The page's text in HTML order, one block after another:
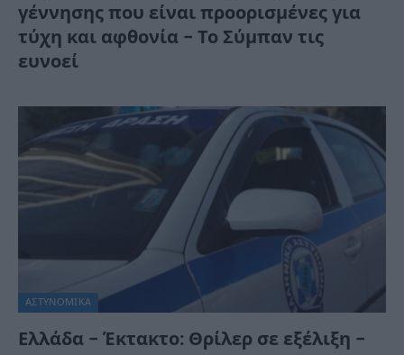
γέννησης που είναι προορισμένες για
τύχη και αφθονία – Το Σύμπαν τις
ευνοεί
ΑΣΤΥΝΟΜΙΚΑ
Ελλάδα – Έκτακτο: Θρίλερ σε εξέλιξη –